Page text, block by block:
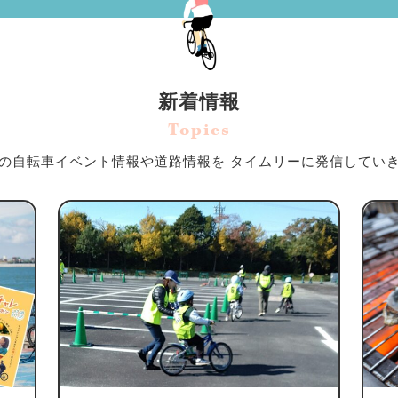
新着情報
Topics
自転車イベント情報や道路情報を タイムリーに発信してい